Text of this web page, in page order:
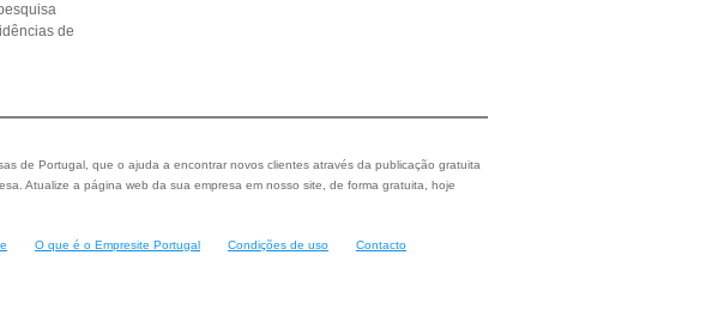
de
de Portugal, que o ajuda a encontrar novos clientes através da publicação gratuita
Atualize a página web da sua empresa em nosso site, de forma gratuita, hoje
O que é o Empresite Portugal Condições de uso Contacto